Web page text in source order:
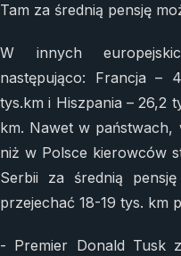
Tam za średnią pensję
W innych
następująco: Francja –
tys.km i Hiszpania – 26,2
km. Nawet w
niż w Polsce kierowców
Serbii za średnią
przejechać 18-19 tys. km
- Premier Donald Tusk